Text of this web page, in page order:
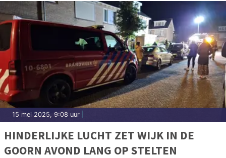
15 mei 2025, 9:08 uur
HINDERLIJKE LUCHT ZET WIJK IN DE
GOORN AVOND LANG OP STELTEN